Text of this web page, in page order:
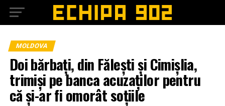
MOLDOVA
Doi bărbați, din Fălești și Cimișlia,
trimiși pe banca acuzaților pentru
că și-ar fi omorât soțiile